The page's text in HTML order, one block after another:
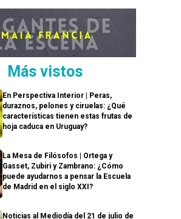
Más vistos
En Perspectiva Interior | Peras,
duraznos, pelones y ciruelas: ¿Qué
características tienen estas frutas de
hoja caduca en Uruguay?
La Mesa de Filósofos | Ortega y
Gasset, Zubiri y Zambrano: ¿Cómo
puede ayudarnos a pensar la Escuela
de Madrid en el siglo XXI?
Noticias al Mediodía del 21 de julio de